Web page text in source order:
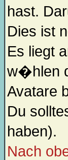
hast.
Dies ist
Es liegt
w�hlen
Avatare
Du
haben).
Nach